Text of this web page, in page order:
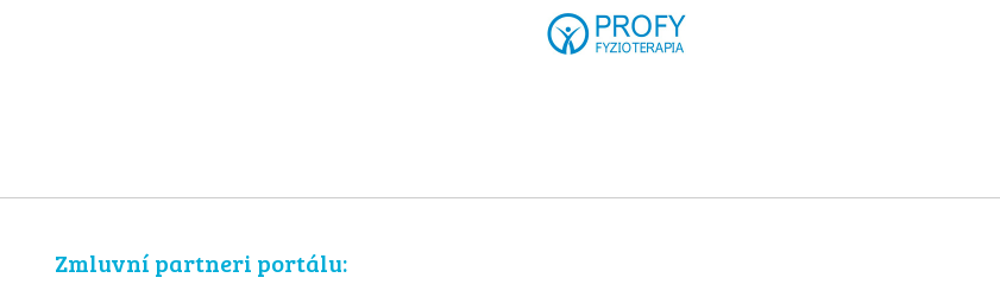
Zmluvní partneri portálu: